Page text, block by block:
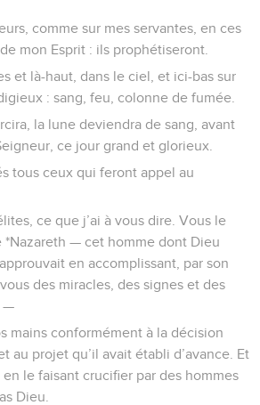
comme sur mes servantes, en ces
mon Esprit : ils prophétiseront.
et là-haut, dans le ciel, et ici-bas sur
: sang, feu, colonne de fumée.
la lune deviendra de sang, avant
ce jour grand et glorieux.
tous ceux qui feront appel au
ce que j’ai à vous dire. Vous le
*Nazareth — cet homme dont Dieu
en accomplissant, par son
des miracles, des signes et des
—
mains conformément à la décision
au projet qu’il avait établi d’avance. Et
en le faisant crucifier par des hommes
Dieu.